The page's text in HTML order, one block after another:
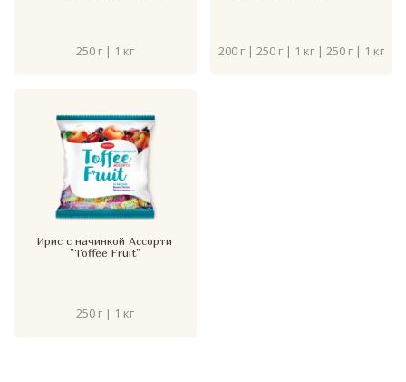
250 г | 1 кг 200 г | 250 г | 1 кг | 250 г | 1 кг
Ирис с начинкой Ассорти
"Toffee Fruit"
250 г | 1 кг